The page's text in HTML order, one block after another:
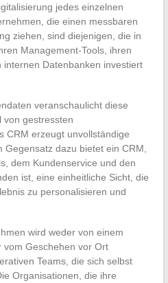
jedes einzelnen
die einen messbaren
ziehen, sind diejenigen, die in
Management-Tools, ihren
Datenbanken investiert
veranschaulicht diese
von gestressten
CRM erzeugt unvollständige
dazu bietet ein CRM,
dem Kundenservice und den
ist, eine einheitliche Sicht, die
zu personalisieren und
wird weder von einem
vom Geschehen vor Ort
Teams, die sich selbst
Organisationen, die ihre